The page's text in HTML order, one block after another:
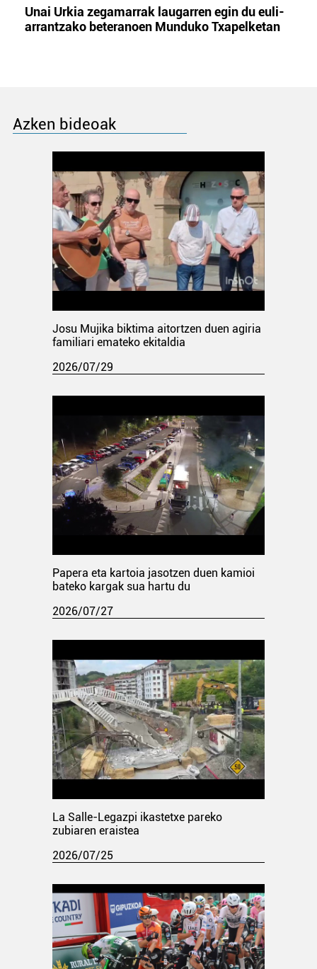
Unai Urkia zegamarrak laugarren egin du euli-
arrantzako beteranoen Munduko Txapelketan
Azken bideoak
Josu Mujika biktima aitortzen duen agiria
familiari emateko ekitaldia
2026/07/29
Papera eta kartoia jasotzen duen kamioi
bateko kargak sua hartu du
2026/07/27
La Salle-Legazpi ikastetxe pareko
zubiaren eraistea
2026/07/25